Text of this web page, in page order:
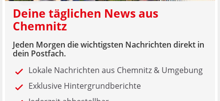
Deine täglichen News aus
Chemnitz
Jeden Morgen die wichtigsten Nachrichten direkt in
dein Postfach.
Lokale Nachrichten aus Chemnitz & Umgebung
Exklusive Hintergrundberichte